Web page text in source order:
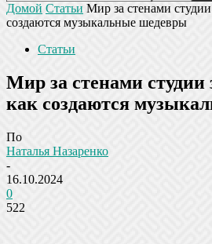
Домой Статьи Мир за стенами студии
создаются музыкальные шедевры
Статьи
Мир за стенами студии
как создаются
По
Наталья Назаренко
-
16.10.2024
0
522